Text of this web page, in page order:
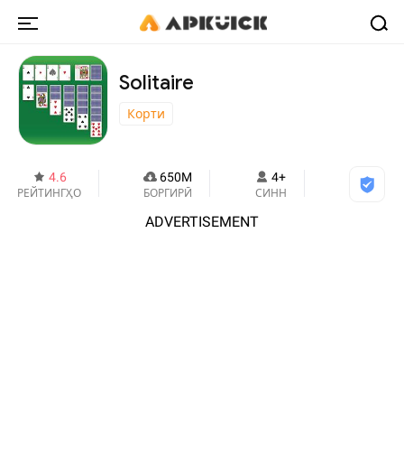
Solitaire
Корти
4.6
РЕЙТИНГҲО
650M
БОРГИРӢ
4+
СИНН
ADVERTISEMENT